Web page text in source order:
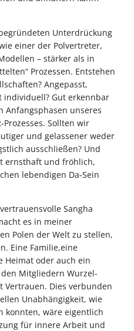
Unterdrückung
einer der Polvertreter,
– stärker als in
Prozessen. Entstehen
Angepasst,
Gut erkennbar
Anfangsphasen unseres
Sollten wir
und gelassener weder
ausschließen? Und
ernsthaft und fröhlich,
lebendigen Da-Sein
Sangha
es in meiner
Polen der Welt zu stellen,
Eine Familie,eine
Heimat oder auch ein
Mitgliedern Wurzel-
Dies verbunden
Unabhängigkeit, wie
konnten, wäre eigentlich
für innere Arbeit und